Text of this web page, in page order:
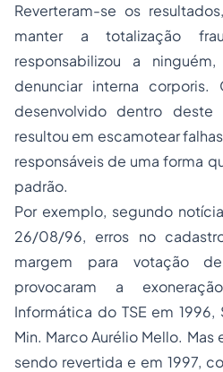
Reverteram-se os
manter a totalização
responsabilizou a
denunciar interna corporis.
desenvolvido dentro
resultou em escamotear
responsáveis de uma forma
padrão.
Por exemplo, segundo
26/08/96, erros no
margem para votação
provocaram a
Informática do TSE em 1996,
Min. Marco Aurélio Mello.
sendo revertida e em 1997,